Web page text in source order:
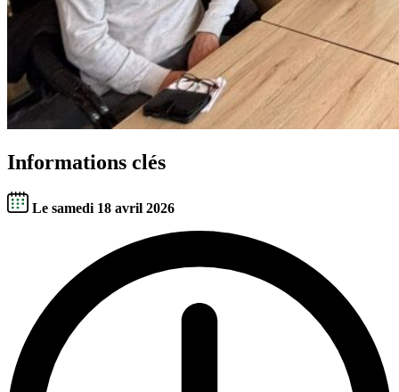
Informations clés
Le samedi 18 avril 2026